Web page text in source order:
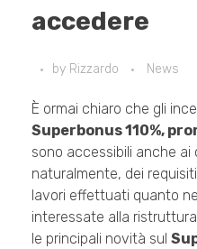
accedere
by Rizzardo News
È ormai chiaro che gli
Superbonus 110%,
sono accessibili anche ai
naturalmente, dei
lavori effettuati quanto
interessate alla
le principali novità sul